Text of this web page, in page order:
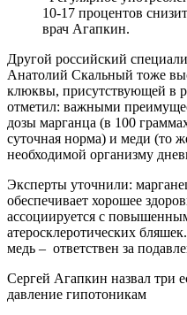
10-17 процентов
врач Агапкин.
Другой российский
Анатолий Скальный тоже
клюквы, присутствующей в
отметил: важными
дозы марганца (в 100
суточная норма) и меди (то
необходимой организму
Эксперты уточнили:
обеспечивает хорошее
ассоциируется с
атеросклеротических
медь – ответствен за
Сергей Агапкин назвал три
давление гипотоникам